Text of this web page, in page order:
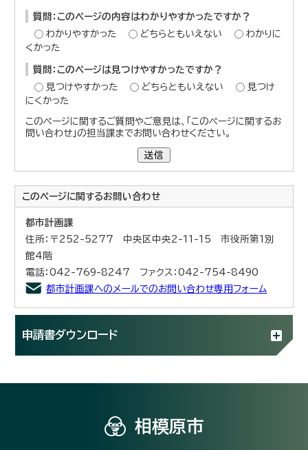
質問：このページの内容はわかりやすかったですか？
わかりやすかった
どちらともいえない
わかりに
くかった
質問：このページは見つけやすかったですか？
見つけやすかった
どちらともいえない
見つけ
にくかった
このページに関するご質問やご意見は、「このページに関するお
問い合わせ」の担当課までお問い合わせください。
送信
このページに関するお問い合わせ
都市計画課
住所：〒252-5277 中央区中央2-11-15 市役所第1別
館4階
電話：042-769-8247 ファクス：042-754-8490
都市計画課へのメールでのお問い合わせ専用フォーム
申請書ダウンロード
相模原市